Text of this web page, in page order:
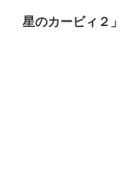
星のカービィ２」